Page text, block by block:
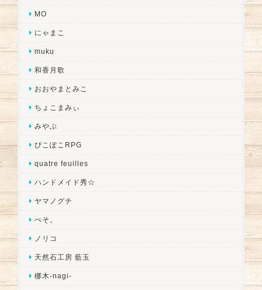
MO
にゃまこ
muku
和香月歌
おおやまとみこ
ちょこまみぃ
みやぶ
ぴこぽこRPG
quatre feuilles
ハンドメイド秀☆
ヤマノグチ
ぺそ。
ノリコ
天然石工房 藍玉
梛木-nagi-